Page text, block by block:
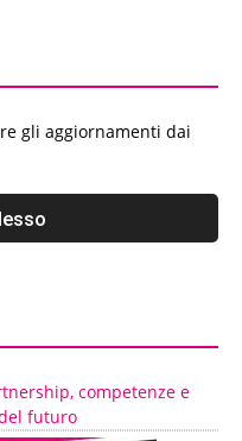
gli aggiornamenti dai
competenze e
futuro